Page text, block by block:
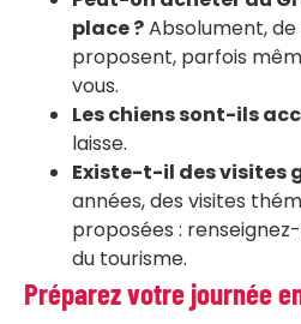
place ?Absolument,
proposent, parfois
vous.
Les chiens sont-ils
laisse.
Existe-t-il des visites
années, des visites
proposées :
du tourisme.
Préparez votre journée